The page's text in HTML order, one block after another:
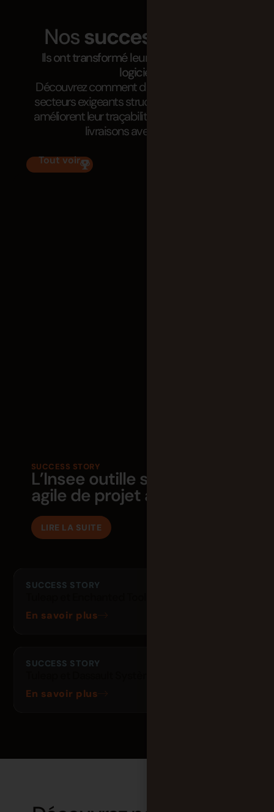
Nossuccess stories
Ils ont transformé leur développement
logiciel.
Découvrez comment des organisations de
secteurs exigeants structurent leurs projets,
améliorent leur traçabilité et accélèrent leurs
livraisons avec Tuleap.
Tout voir
SUCCESS STORY
L’Insee outille sa gestion
agile de projet avec Tuleap
LIRE LA SUITE
SUCCESS STORY
En savoir plus
SUCCESS STORY
En savoir plus